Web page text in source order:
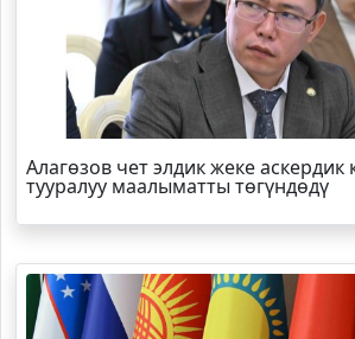
Алагөзов чет элдик жеке
тууралуу маалыматты төгүндөдү